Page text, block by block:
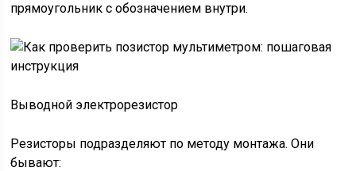
прямоугольник с обозначением внутри.
Выводной электрорезистор
Резисторы подразделяют по методу монтажа. Они
бывают: